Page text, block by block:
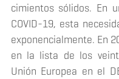
cimientos sólidos. En
COVID-19, esta
exponencialmente. En
en la lista de los
Unión Europea en el